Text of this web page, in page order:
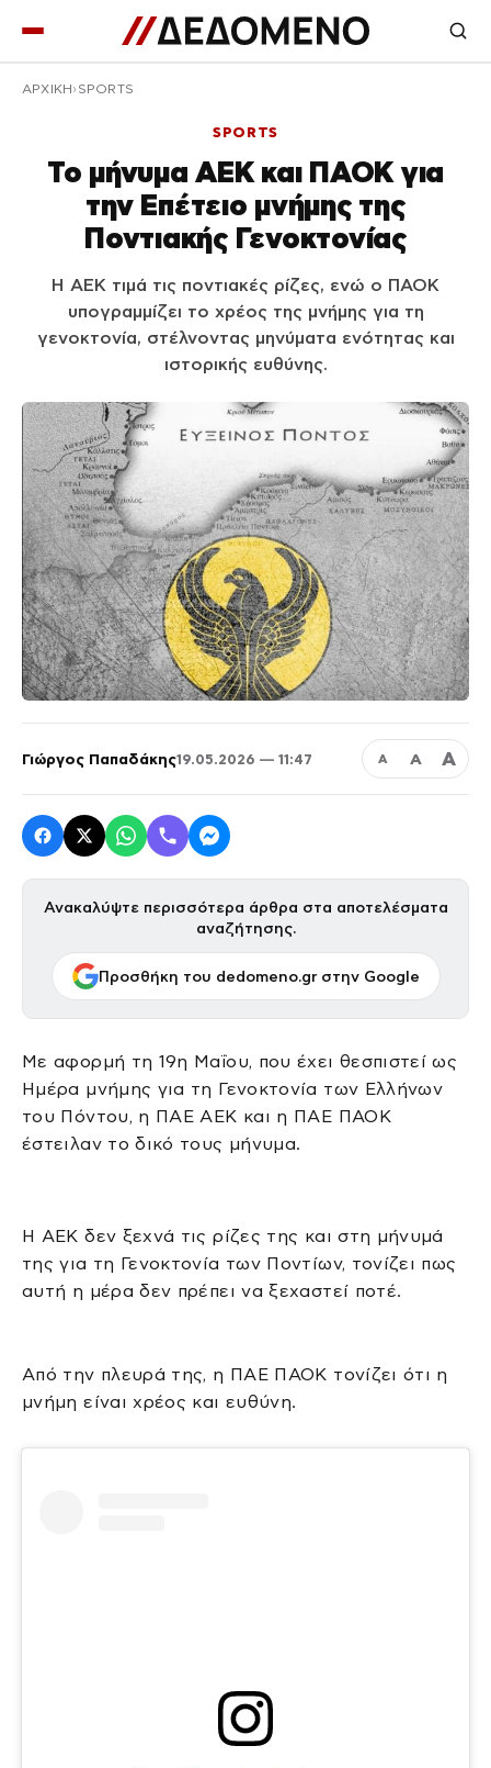
ΑΡΧΙΚΉ SPORTS
SPORTS
Το μήνυμα ΑΕΚ και ΠΑΟΚ για
την Επέτειο μνήμης της
Ποντιακής Γενοκτονίας
Η ΑΕΚ τιμά τις ποντιακές ρίζες, ενώ ο ΠΑΟΚ
υπογραμμίζει το χρέος της μνήμης για τη
γενοκτονία, στέλνοντας μηνύματα ενότητας και
ιστορικής ευθύνης.
Γιώργος Παπαδάκης19.05.2026 — 11:47 Α Α Α
Ανακαλύψτε περισσότερα άρθρα στα αποτελέσματα
αναζήτησης.
Προσθήκη του dedomeno.gr στην Google
Με αφορμή τη 19η Μαΐου, που έχει θεσπιστεί ως
Ημέρα μνήμης για τη Γενοκτονία των Ελλήνων
του Πόντου, η ΠΑΕ ΑΕΚ και η ΠΑΕ ΠΑΟΚ
έστειλαν το δικό τους μήνυμα.
Η ΑΕΚ δεν ξεχνά τις ρίζες της και στη μήνυμά
της για τη Γενοκτονία των Ποντίων, τονίζει πως
αυτή η μέρα δεν πρέπει να ξεχαστεί ποτέ.
Από την πλευρά της, η ΠΑΕ ΠΑΟΚ τονίζει ότι η
μνήμη είναι χρέος και ευθύνη.